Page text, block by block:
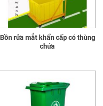
Bồn rửa mắt khẩn cấp có thùng
chứa